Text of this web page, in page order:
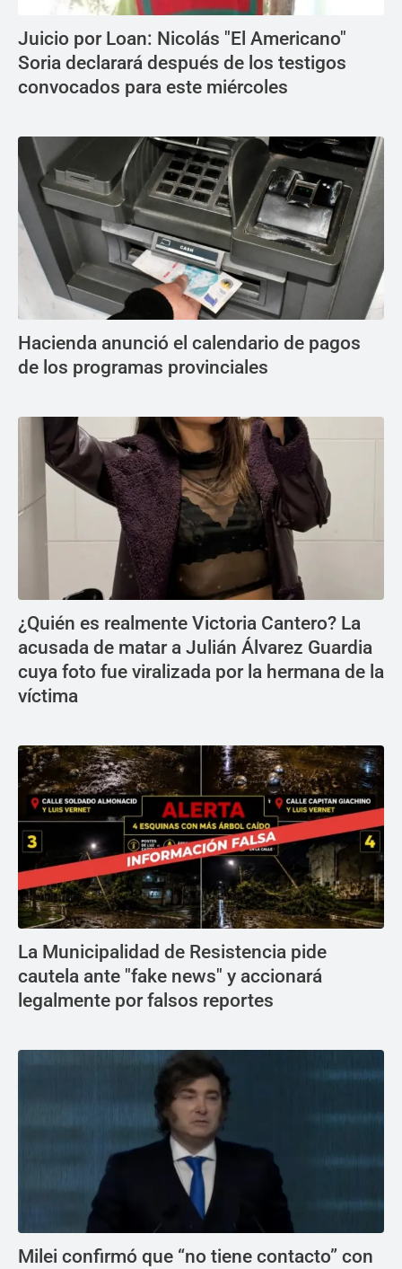
Juicio por Loan: Nicolás "El Americano"
Soria declarará después de los testigos
convocados para este miércoles
Hacienda anunció el calendario de pagos
de los programas provinciales
¿Quién es realmente Victoria Cantero? La
acusada de matar a Julián Álvarez Guardia
cuya foto fue viralizada por la hermana de la
víctima
La Municipalidad de Resistencia pide
cautela ante "fake news" y accionará
legalmente por falsos reportes
Milei confirmó que “no tiene contacto” con